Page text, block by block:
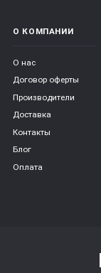
О КОМПАНИИ
О нас
Договор оферты
Производители
Доставка
Контакты
Блог
Оплата